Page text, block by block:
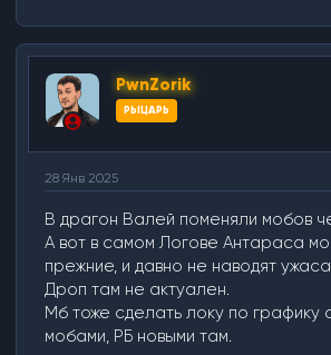
PwnZorik
РЫЦАРЬ
28 Янв 2025
В драгон Валей поменяли мобов
А вот в самом Логове Антараса
прежние, и давно не наводят
Дроп там не актуален.
Мб тоже сделать локу по графику
мобами, РБ новыми там.